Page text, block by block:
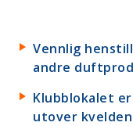
Vennlig
andre
Klubblokalet
utover kvelden